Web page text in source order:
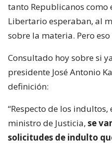
tanto Republicanos como
Libertario esperaban, al
sobre la materia. Pero
Consultado hoy sobre si
presidente José Antonio
definición:
“Respecto de los
ministro de Justicia, se
solicitudes de indulto